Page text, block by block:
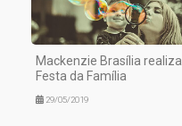
Mackenzie Brasília realiza
Festa da Família
29/05/2019